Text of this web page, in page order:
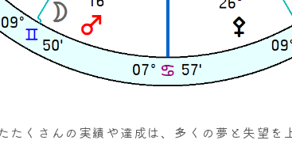
たくさんの実績や達成は、多くの夢と失望を